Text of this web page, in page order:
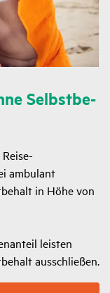
Selbst­be­
ambulant
in Höhe von
leisten
ausschließen.